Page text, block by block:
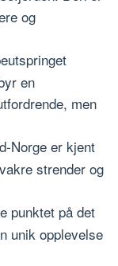
og
en
men
Norge er kjent
strender og
punktet på det
unik opplevelse